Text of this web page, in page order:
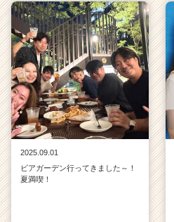
2025.09.01
ビアガーデン行ってきました～！
夏満喫！